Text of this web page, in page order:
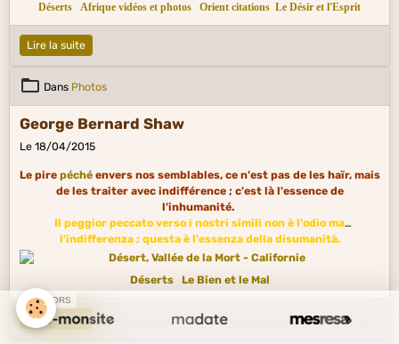
Déserts Afrique vidéos et photos Orient citations Le Désir et l'Esprit
Lire la suite
Dans Photos
George Bernard Shaw
Le 18/04/2015
Le pire péchéenvers nos semblables, ce n'est pas de les haïr, mais
de les traiter avec indifférence ; c'est là l'essence de
l'inhumanité.
Il peggior peccato verso i nostri simili non è l'odio ma
l'indifferenza ; questa è l'essenza della disumanità.
Déserts Le Bien et le Mal
Lire la suite
SPONSORS